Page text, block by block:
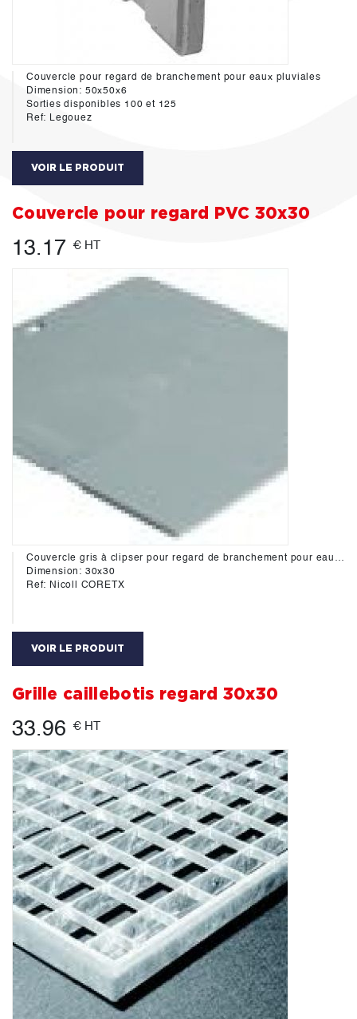
Couvercle pour regard de branchement pour eaux pluviales
Dimension: 50x50x6
Sorties disponibles 100 et 125
Ref: Legouez
VOIR LE PRODUIT
Couvercle pour regard PVC 30x30
13.17 € HT
Couvercle gris à clipser pour regard de branchement pour eaux pluviales compatible avec le regard RETX
Dimension: 30x30
Ref: Nicoll CORETX
VOIR LE PRODUIT
Grille caillebotis regard 30x30
33.96 € HT